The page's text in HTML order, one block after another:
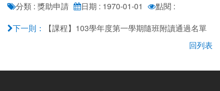
分類 : 獎助申請 日期 : 1970-01-01 點閱 :
下一則：
【課程】103學年度第一學期隨班附讀通過名單
回列表